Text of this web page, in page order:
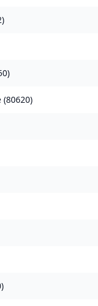
)
)
(80620)
)